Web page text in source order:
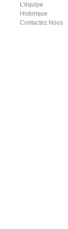
L'équipe
Historique
Contactez Nous